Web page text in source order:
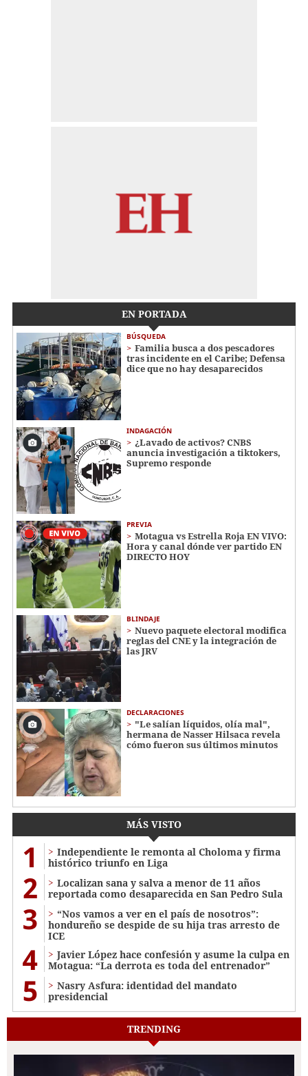
EN PORTADA
BÚSQUEDA
Familia busca a dos pescadores
tras incidente en el Caribe; Defensa
dice que no hay desaparecidos
INDAGACIÓN
¿Lavado de activos? CNBS
anuncia investigación a tiktokers,
Supremo responde
PREVIA
Motagua vs Estrella Roja EN VIVO:
Hora y canal dónde ver partido EN
DIRECTO HOY
BLINDAJE
Nuevo paquete electoral modifica
reglas del CNE y la integración de
las JRV
DECLARACIONES
"Le salían líquidos, olía mal",
hermana de Nasser Hilsaca revela
cómo fueron sus últimos minutos
MÁS VISTO
1
Independiente le remonta al Choloma y firma
histórico triunfo en Liga
2
Localizan sana y salva a menor de 11 años
reportada como desaparecida en San Pedro Sula
3
“Nos vamos a ver en el país de nosotros”:
hondureño se despide de su hija tras arresto de
ICE
4
Javier López hace confesión y asume la culpa en
Motagua: “La derrota es toda del entrenador”
5
Nasry Asfura: identidad del mandato
presidencial
TRENDING